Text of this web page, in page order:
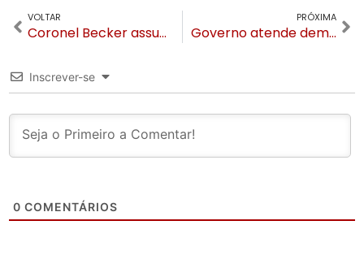
VOLTAR
Coronel Becker assume o comando da Polícia Militar na Região das Hortênsias
PRÓXIMA
Governo atende demanda de Canela e retira RS-466 de projeto de concessão e instalação de pedágio
Inscrever-se
0 COMENTÁRIOS